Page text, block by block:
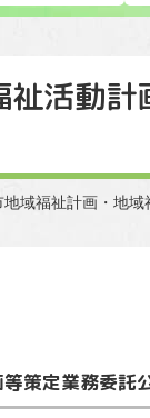
活動
域福祉計画・地域
策定業務委託